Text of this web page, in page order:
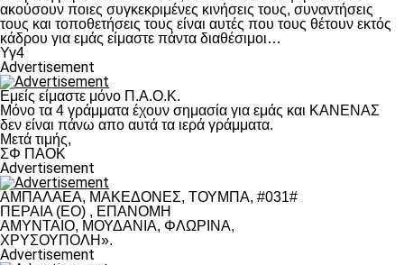
ακούσουν ποιες συγκεκριμένες κινήσεις τους, συναντήσεις
τους και τοποθετήσεις τους είναι αυτές που τους θέτουν εκτός
κάδρου για εμάς είμαστε πάντα διαθέσιμοι…
Υγ4
Advertisement
Εμείς είμαστε μόνο Π.Α.Ο.Κ.
Μόνο τα 4 γράμματα έχουν σημασία για εμάς και ΚΑΝΕΝΑΣ
δεν είναι πάνω απο αυτά τα ιερά γράμματα.
Μετά τιμής,
ΣΦ ΠΑΟΚ
Advertisement
ΑΜΠΑΛΑΕΑ, ΜΑΚΕΔΟΝΕΣ, ΤΟΥΜΠΑ, #031#
ΠΕΡΑΙΑ (ΕΟ) , ΕΠΑΝΟΜΗ
ΑΜΥΝΤΑΙΟ, ΜΟΥΔΑΝΙΑ, ΦΛΩΡΙΝΑ,
ΧΡΥΣΟΥΠΟΛΗ».
Advertisement